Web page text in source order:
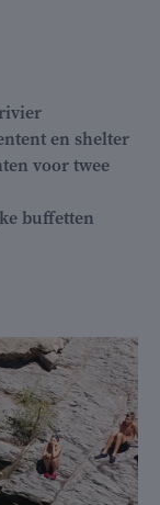
en shelter
voor twee
buffetten